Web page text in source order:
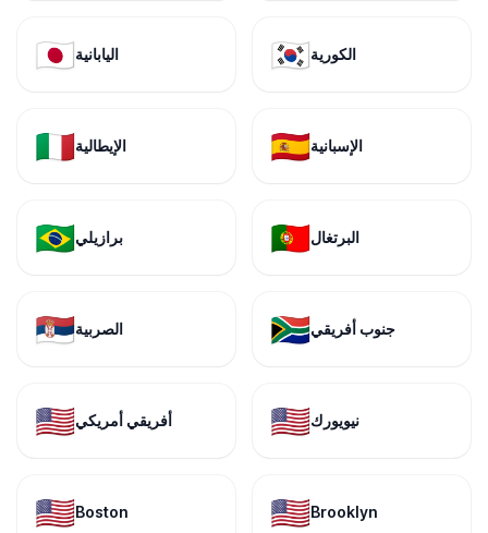
🇯🇵اليابانية 🇰🇷الكورية
🇮🇹الإيطالية 🇪🇸الإسبانية
🇧🇷برازيلي 🇵🇹البرتغال
🇷🇸الصربية 🇿🇦جنوب أفريقي
🇺🇸أفريقي أمريكي 🇺🇸نيويورك
🇺🇸Boston 🇺🇸Brooklyn